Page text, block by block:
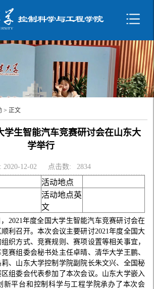
> 正文
学生智能汽车竞赛研讨会在山东大
学举行
2020-12-02 点击数: 2834
活动地点
活动地点英
文
，2021年度全国大学生智能汽车竞赛研讨会在
利召开。本次会议主要研讨2021年度全国大
织方式、竞赛规则、赛项设置等相关事宜，
赛组委会秘书处主任卓晴、清华大学王鹏、
、山东大学控制学院副院长朱文兴、全国秘
组委会代表参加了本次会议。山东大学嵌入
新平台和控制科学与工程学院承办了本次会